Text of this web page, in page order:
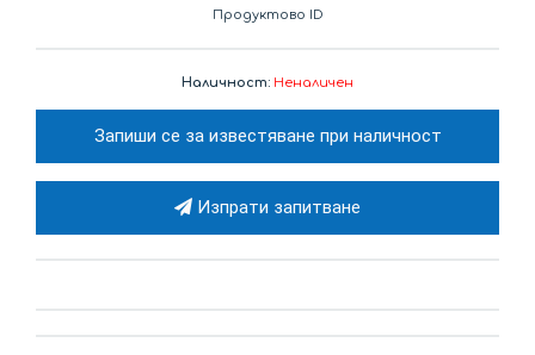
Продуктово ID
Наличност: Неналичен
Запиши се за известяване при наличност
Изпрати запитване